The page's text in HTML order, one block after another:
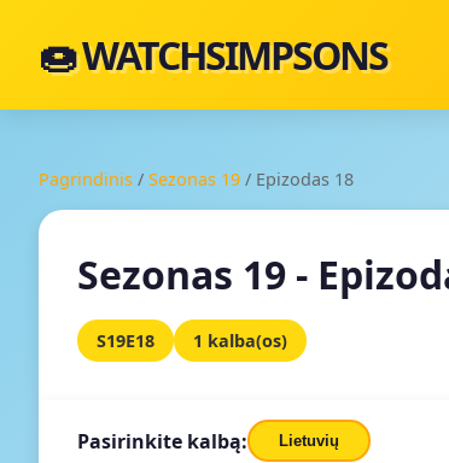
🍩 WATCHSIMPSONS
Pagrindinis / Sezonas 19 / Epizodas 18
Sezonas 19 -
S19E18 1 kalba(os)
Pasirinkite kalbą: Lietuvių